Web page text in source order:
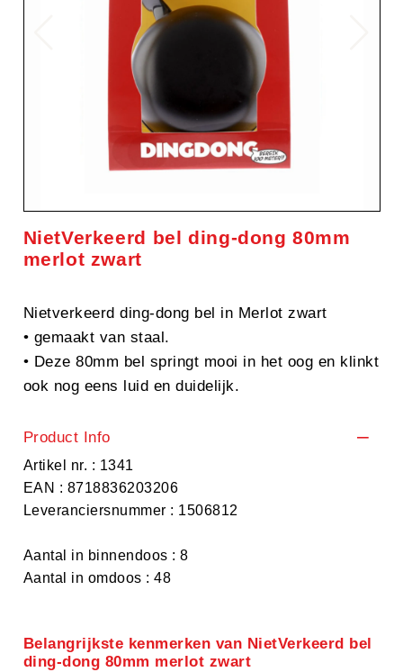
NietVerkeerd bel ding-dong 80mm
merlot zwart
Nietverkeerd ding-dong bel in Merlot zwart
• gemaakt van staal.
• Deze 80mm bel springt mooi in het oog en klinkt
ook nog eens luid en duidelijk.
Product Info
Artikel nr. : 1341
EAN : 8718836203206
Leveranciersnummer : 1506812
Aantal in binnendoos : 8
Aantal in omdoos : 48
Belangrijkste kenmerken van NietVerkeerd bel
ding-dong 80mm merlot zwart